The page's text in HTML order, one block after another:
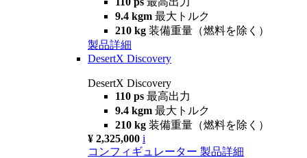
9.4 kgm 最大トルク
210 kg 装備重量（燃料を除く）
製品詳細
DesertX Discovery
DesertX Discovery
110 ps 最高出力
9.4 kgm 最大トルク
210 kg 装備重量（燃料を除く）
¥ 2,325,000 i
コンフィギュレーター 製品詳細